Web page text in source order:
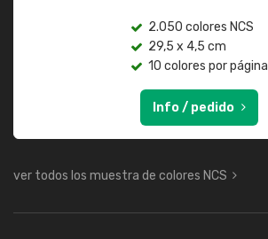
2.050 colores NCS
29,5 x 4,5 cm
10 colores por página
Info / pedido
ver todos los muestra de colores NCS